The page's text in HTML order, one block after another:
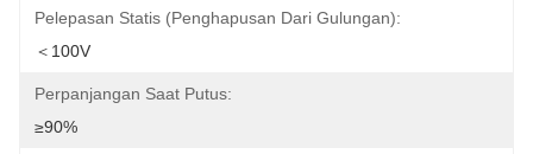
Pelepasan Statis (Penghapusan Dari Gulungan):
＜100V
Perpanjangan Saat Putus:
≥90%